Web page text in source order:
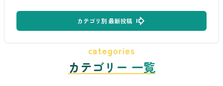
カテゴリ別 最新投稿
categories
カテゴリー 一覧